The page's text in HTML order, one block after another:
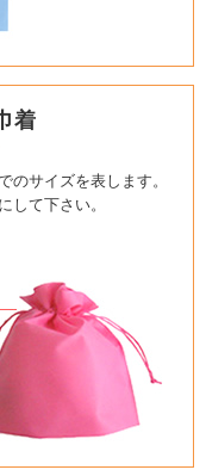
着
のサイズを表します。
して下さい。